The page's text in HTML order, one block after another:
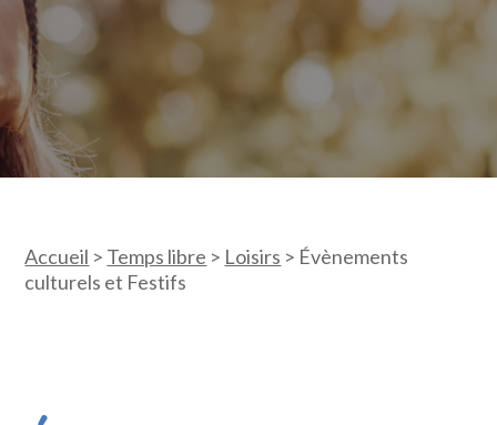
Accueil > Temps libre > Loisirs > Évènements
culturels et Festifs